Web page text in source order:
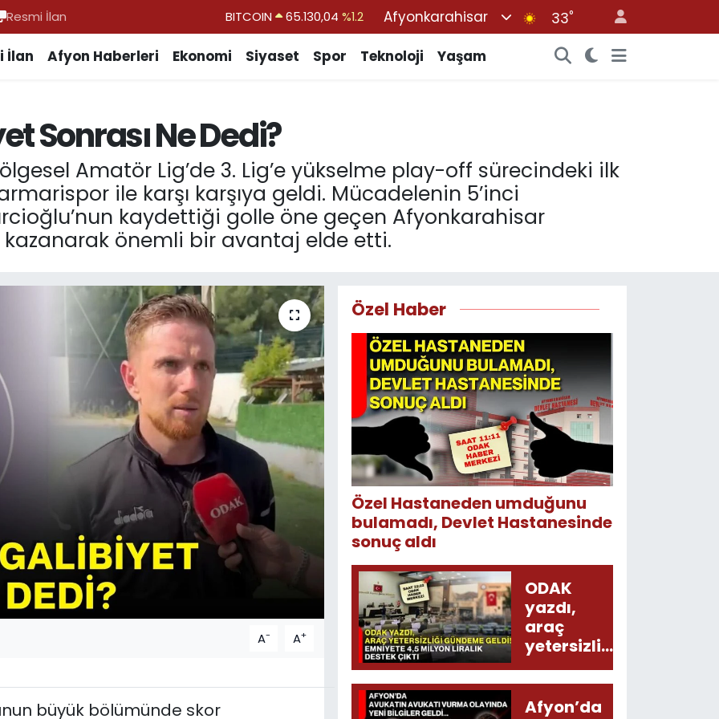
Resmi İlan DOLAR 47,7069 %0.17
BİST100
BITCOIN
65.130,04 %1.2
Afyonkarahisar 33°
İlan Afyon Haberleri Ekonomi Siyaset Spor Teknoloji Yaşam
Sonrası Ne Dedi?
Amatör Lig’de 3. Lig’e yükselme play-off sürecindeki ilk
ile karşı karşıya geldi. Mücadelenin 5’inci
kaydettiği golle öne geçen Afyonkarahisar
kazanarak önemli bir avantaj elde etti.
A- A+
büyük bölümünde skor
Özel Haber
Özel Hastaneden umduğunu
bulamadı, Devlet Hastanesinde
sonuç aldı
ODAK
yazdı,
araç
yetersizliği
gündeme
geldi!
Emniyete
Afyon’da